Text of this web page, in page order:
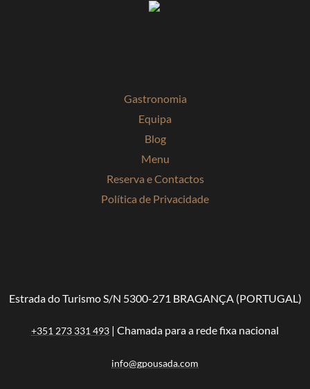
Gastronomia
Equipa
Blog
Menu
Reserva e Contactos
Política de Privacidade
Estrada do Turismo S/N 5300-271 BRAGANÇA (PORTUGAL)
+351 273 331 493 | Chamada para a rede fixa nacional
info@gpousada.com